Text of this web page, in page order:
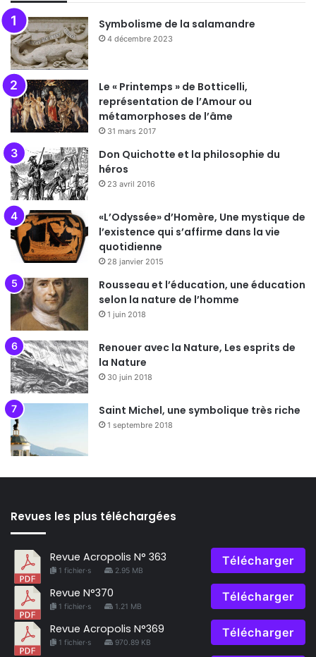
Symbolisme de la salamandre
4 décembre 2023
Le « Printemps » de Botticelli,
représentation de l’Amour ou
métamorphoses de l’âme
31 mars 2017
Don Quichotte et la philosophie du
héros
23 avril 2016
«L’Odyssée» d’Homère, Une mystique de
l’existence qui s’affirme dans la vie
quotidienne
28 janvier 2015
Rousseau et l’éducation, une éducation
selon la nature de l’homme
1 juin 2018
Renouer avec la Nature, Les esprits de
la Nature
30 juin 2018
Saint Michel, une symbolique très riche
1 septembre 2018
Revues les plus téléchargées
Revue Acropolis N° 363
1 fichier·s 2.95 MB
Télécharger
Revue N°370
1 fichier·s 1.21 MB
Télécharger
Revue Acropolis N°369
1 fichier·s 970.89 KB
Télécharger